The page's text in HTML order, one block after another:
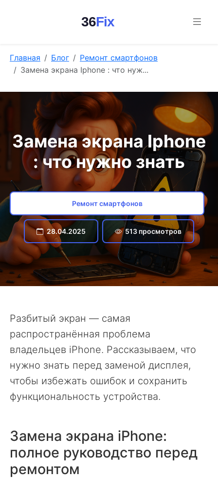
36Fix
Главная Блог
Ремонт смартфонов
Замена экрана Iphone : что нуж...
Замена экрана Iphone
: что нужно знать
Ремонт смартфонов
28.04.2025 513 просмотров
Разбитый экран — самая
распространённая проблема
владельцев iPhone. Рассказываем, что
нужно знать перед заменой дисплея,
чтобы избежать ошибок и сохранить
функциональность устройства.
Замена экрана iPhone:
полное руководство перед
ремонтом